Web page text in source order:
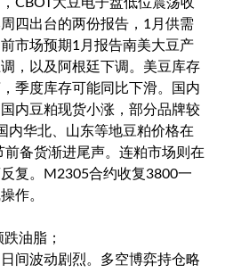
四出台的两份报告，1月供需
市场预期1月报告南美大豆产
，以及阿根廷下调。美豆库存
季度库存可能同比下滑。国内
内豆粕现货小涨，部分品牌较
内华北、山东等地豆粕价格在
备货渐进尾声。连粕市场则在
复。M2305合约收复3800一
作。
油脂；
间波动剧烈。多空博弈持仓略